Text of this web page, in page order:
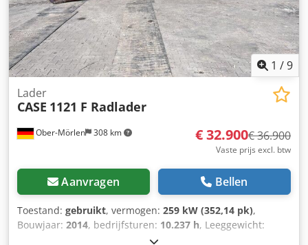
1 /9
Ober-Mörlen 308 km
Lader
CASE 1121 F Radlader
€ 32.900€ 36.900
Vaste prijs excl. btw
Aanvragen Bellen
Toestand: gebruikt, vermogen: 259 kW (352,14 pk),
Bouwjaar: 2014, bedrijfsturen: 10.237 h, Leeggewicht:
27.024 kg Neem contact op met Emal Jaweed voor meer